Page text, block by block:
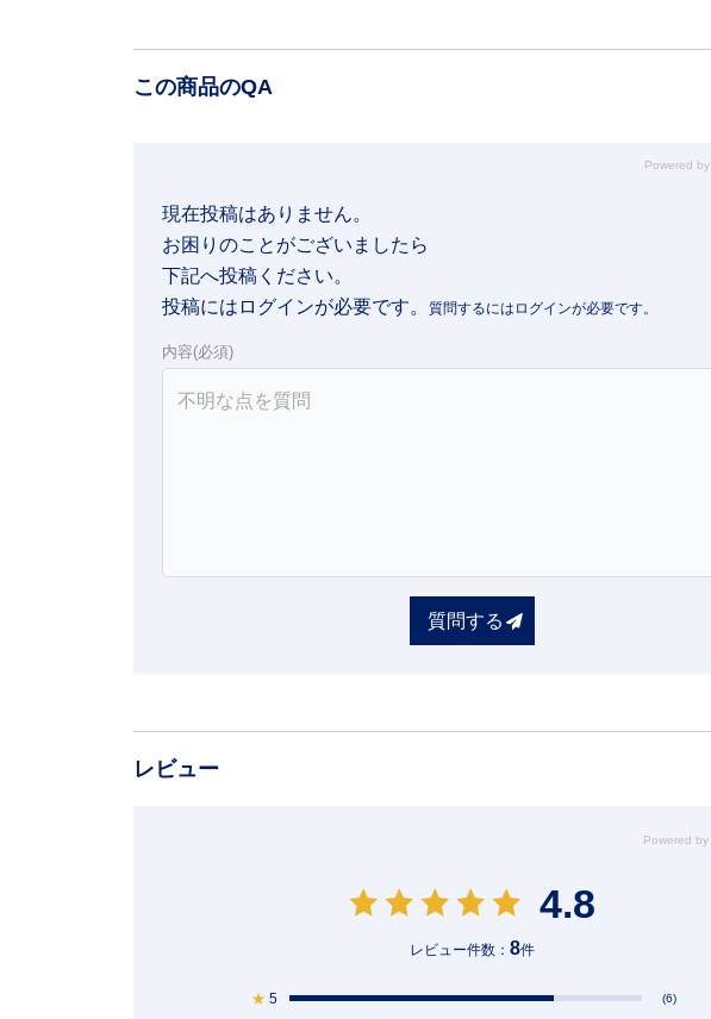
この商品のQA
Powered by
現在投稿はありません。
お困りのことがございましたら
下記へ投稿ください。
投稿にはログインが必要です。
内容(必須)
質問する
レビュー
4.8
レビュー件数： 8件
★ 5 (6)